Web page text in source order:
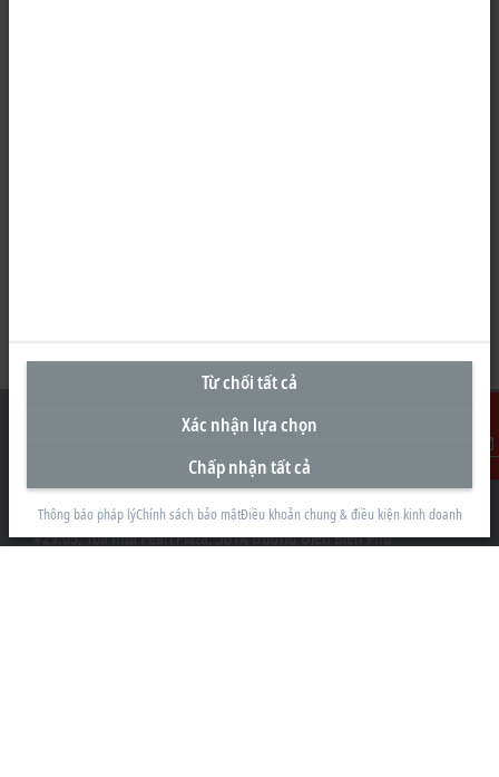
Văn Phòng Đại Diện tại Việt Nam
#29.05, Tòa nhà Pearl Plaza, 561A Đường Điện Biên Phủ
Từ chối tất cả
Xác nhận lựa chọn
Chấp nhận tất cả
Thông báo pháp lýChính sách bảo mậtĐiều khoản chung & điều kiện kinh doanh